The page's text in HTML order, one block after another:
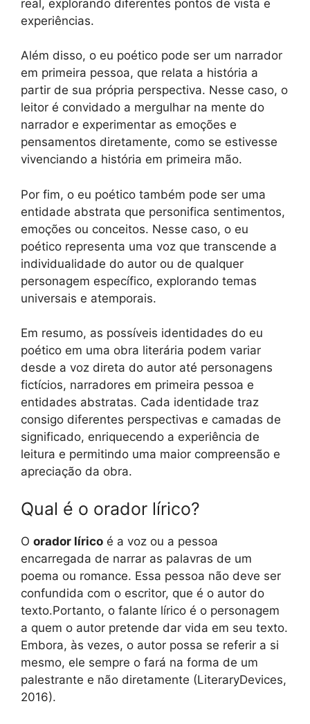
real, explorando diferentes pontos de vista e
experiências.
Além disso, o eu poético pode ser um narrador
em primeira pessoa, que relata a história a
partir de sua própria perspectiva. Nesse caso, o
leitor é convidado a mergulhar na mente do
narrador e experimentar as emoções e
pensamentos diretamente, como se estivesse
vivenciando a história em primeira mão.
Por fim, o eu poético também pode ser uma
entidade abstrata que personifica sentimentos,
emoções ou conceitos. Nesse caso, o eu
poético representa uma voz que transcende a
individualidade do autor ou de qualquer
personagem específico, explorando temas
universais e atemporais.
Em resumo, as possíveis identidades do eu
poético em uma obra literária podem variar
desde a voz direta do autor até personagens
fictícios, narradores em primeira pessoa e
entidades abstratas. Cada identidade traz
consigo diferentes perspectivas e camadas de
significado, enriquecendo a experiência de
leitura e permitindo uma maior compreensão e
apreciação da obra.
Qual é o orador lírico?
O orador lírico é a voz ou a pessoa
encarregada de narrar as palavras de um
poema ou romance. Essa pessoa não deve ser
confundida com o escritor, que é o autor do
texto.Portanto, o falante lírico é o personagem
a quem o autor pretende dar vida em seu texto.
Embora, às vezes, o autor possa se referir a si
mesmo, ele sempre o fará na forma de um
palestrante e não diretamente (LiteraryDevices,
2016).